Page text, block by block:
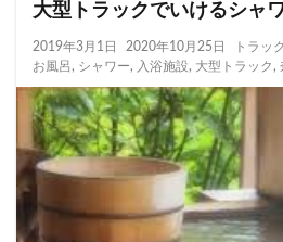
大型トラックでいけるシャ
2019年3月1日 2020年10月25日
トラッ
お風呂 , シャワー, 入浴施設, 大型トラック ,